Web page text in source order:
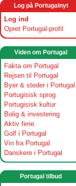
Log på Portugalnyt
Log ind
Opret Portugal-profil
Viden om Portugal
Fakta om Portugal
Rejsen til Portugal
Byer & steder i Portugal
Portugisisk sprog
Portugisisk kultur
Bolig & investering
Aktiv ferie
Golf i Portugal
Vin fra Portugal
Danskere i Portugal
Portugal tilbud